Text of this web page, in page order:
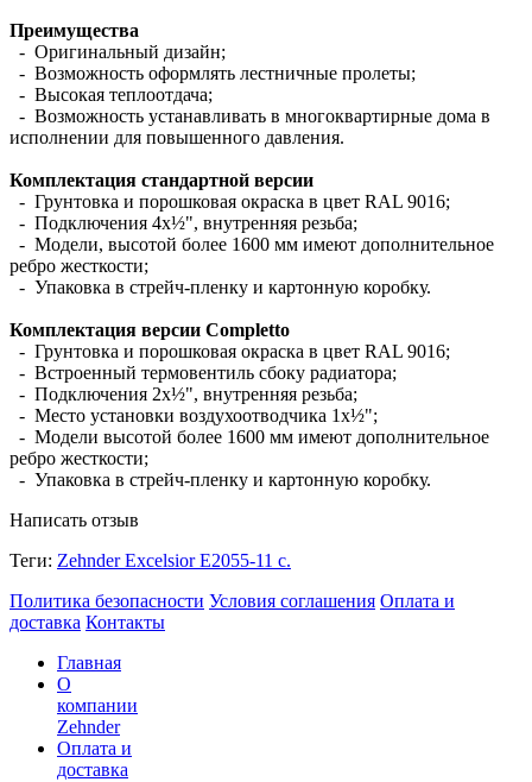
Преимущества
- Оригинальный дизайн;
- Возможность оформлять лестничные пролеты;
- Высокая теплоотдача;
- Возможность устанавливать в многоквартирные дома в
исполнении для повышенного давления.
Комплектация стандартной версии
- Грунтовка и порошковая окраска в цвет RAL 9016;
- Подключения 4х½", внутренняя резьба;
- Модели, высотой более 1600 мм имеют дополнительное
ребро жесткости;
- Упаковка в стрейч-пленку и картонную коробку.
Комплектация версии Completto
- Грунтовка и порошковая окраска в цвет RAL 9016;
- Встроенный термовентиль сбоку радиатора;
- Подключения 2х½", внутренняя резьба;
- Место установки воздухоотводчика 1х½";
- Модели высотой более 1600 мм имеют дополнительное
ребро жесткости;
- Упаковка в стрейч-пленку и картонную коробку.
Написать отзыв
Теги: Zehnder Excelsior E2055-11 с.
Политика безопасности Условия соглашения Оплата и
доставка Контакты
Главная
О
компании
Zehnder
Оплата и
доставка